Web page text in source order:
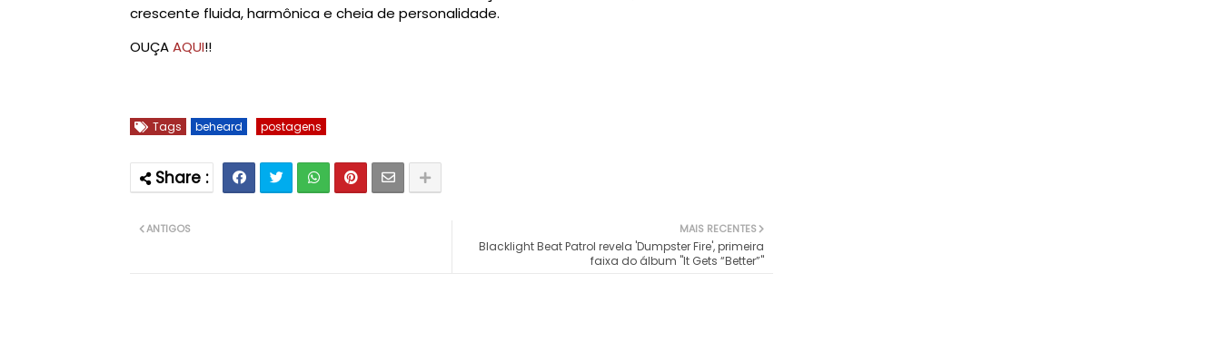
crescente fluida, harmônica e cheia de personalidade.
OUÇAAQUI!!
Tags beheard postagens
MAIS RECENTES
Blacklight Beat Patrol revela 'Dumpster Fire', primeira
faixa do álbum "It Gets “Better”"
ANTIGOS